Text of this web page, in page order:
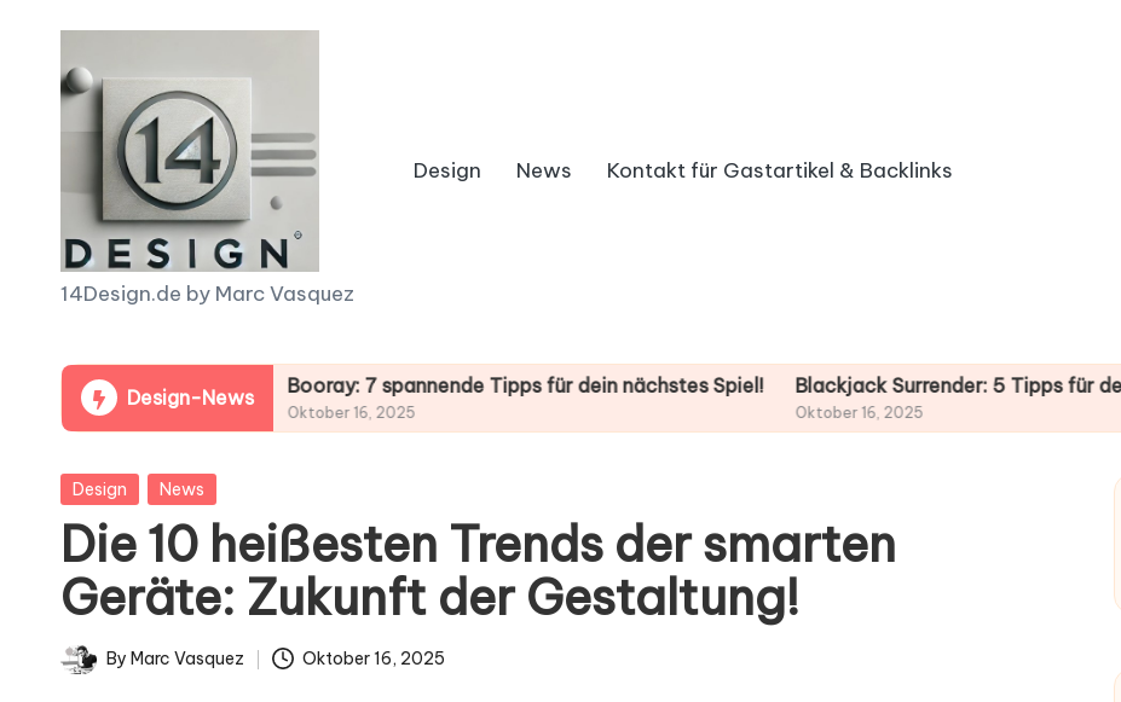
1
4
D
e
s
i
g
n
14Design.de by Marc Vasquez
Design News Kontakt für Gastartikel & Backlinks
Design-News
Gewinn! Booray: 7 spannende Tipps für dein nächstes Spiel!
Oktober 16, 2025
Blackjack Surrender: 5 Tipps für deinen Gewinn!
Oktober 16, 2025
Posted
Design News
Die 10 heißesten Trends der smarten
Geräte: Zukunft der Gestaltung!
Posted
By Marc Vasquez Oktober 16, 2025